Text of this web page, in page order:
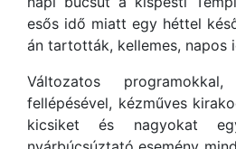
esős idő miatt egy héttel
án tartották, kellemes, napos
Változatos
fellépésével, kézműves
kicsiket és nagyokat